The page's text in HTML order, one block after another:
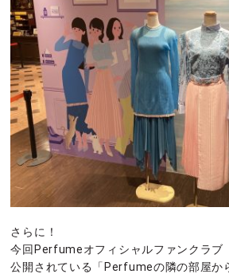
さらに！
今回Perfumeオフィシャルファンクラブ
公開されている「Perfumeの隣の部屋か